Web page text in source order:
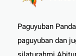
Paguyuban
paguyuban dan